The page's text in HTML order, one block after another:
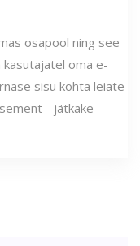
osapool ning see
oma e-
sisu kohta leiate
- jätkake